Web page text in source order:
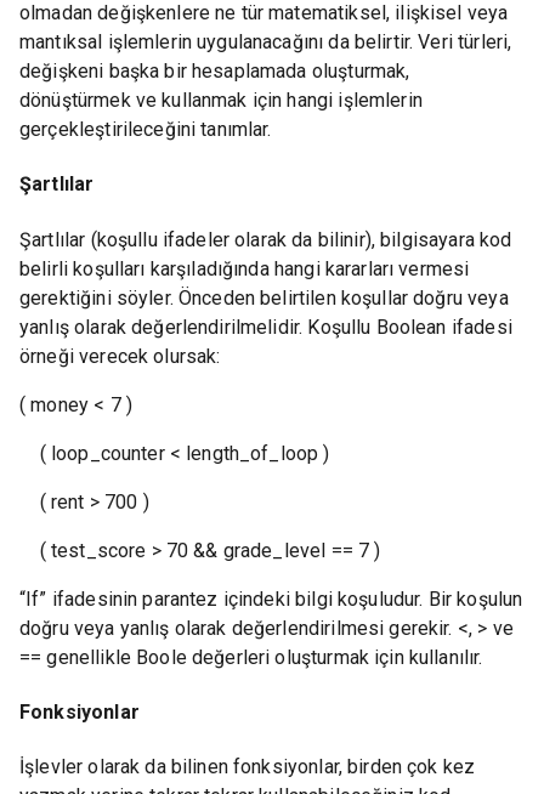
olmadan değişkenlere ne tür matematiksel, ilişkisel veya
mantıksal işlemlerin uygulanacağını da belirtir. Veri türleri,
değişkeni başka bir hesaplamada oluşturmak,
dönüştürmek ve kullanmak için hangi işlemlerin
gerçekleştirileceğini tanımlar.
Şartlılar
Şartlılar (koşullu ifadeler olarak da bilinir), bilgisayara kod
belirli koşulları karşıladığında hangi kararları vermesi
gerektiğini söyler. Önceden belirtilen koşullar doğru veya
yanlış olarak değerlendirilmelidir. Koşullu Boolean ifadesi
örneği verecek olursak:
( money < 7 )
( loop_counter < length_of_loop )
( rent > 700 )
( test_score > 70 && grade_level == 7 )
“If” ifadesinin parantez içindeki bilgi koşuludur. Bir koşulun
doğru veya yanlış olarak değerlendirilmesi gerekir. <, > ve
== genellikle Boole değerleri oluşturmak için kullanılır.
Fonksiyonlar
İşlevler olarak da bilinen fonksiyonlar, birden çok kez